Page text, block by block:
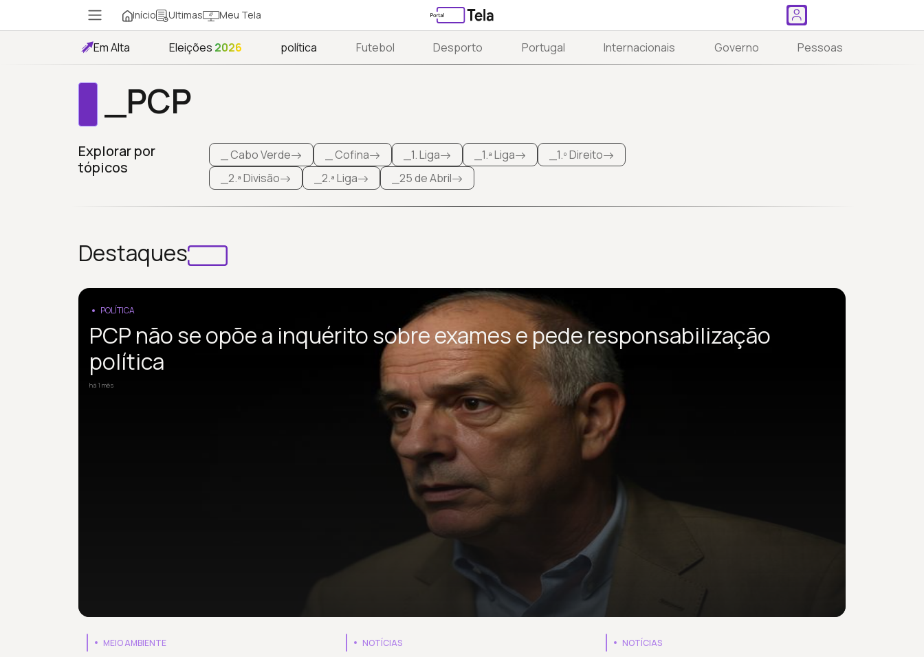
Início Ultimas Meu Tela
Em Alta Eleições 2026 política Futebol Desporto Portugal Internacionais Governo Pessoas
_PCP
Explorar por
tópicos
_ Cabo Verde _ Cofina _1. Liga _1.ª Liga
_1.º Direito
_2.ª Divisão
_2.ª Liga _25 de Abril
Destaques
POLÍTICA
PCP não se opõe a inquérito sobre exames e pede responsabilização
política
há 1 mês
MEIO AMBIENTE NOTÍCIAS NOTÍCIAS